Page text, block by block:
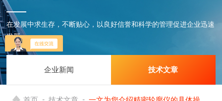
在发展中求生存，不断贴心，以良好信誉和科学的管理促进企业迅速
发展
企业新闻 技术文章
- -